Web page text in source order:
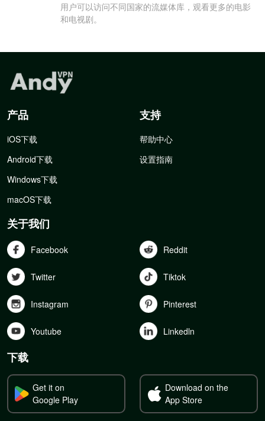
用户可以访问不同国家的流媒体库，观看更多的电影
和电视剧。
产品
iOS下载
Android下载
Windows下载
macOS下载
支持
帮助中心
设置指南
关于我们
Facebook Reddit
Twitter Tiktok
Instagram Pinterest
Youtube Linkedln
下载
Get it on
Google Play
Download on the
App Store